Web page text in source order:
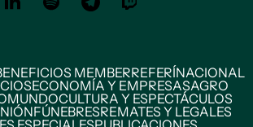
MEMBERREFERÍNACIONAL
ECONOMÍA Y EMPRESASAGRO
MUNDOCULTURA Y ESPECTÁCULOS
FÚNEBRESREMATES Y LEGALES